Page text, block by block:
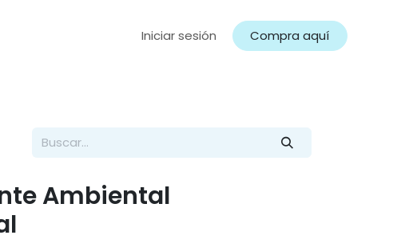
Iniciar sesión Compra aquí
Ambiental